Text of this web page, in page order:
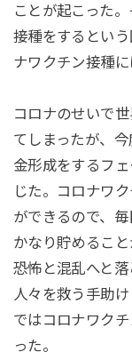
ことが起こった
接種をするとい
ナワクチン接種
コロナのせいで
てしまったが、
金形成をするフ
じた。コロナワ
ができるので、
かなり貯めるこ
恐怖と混乱へと
人々を救う手助
ではコロナワク
った。